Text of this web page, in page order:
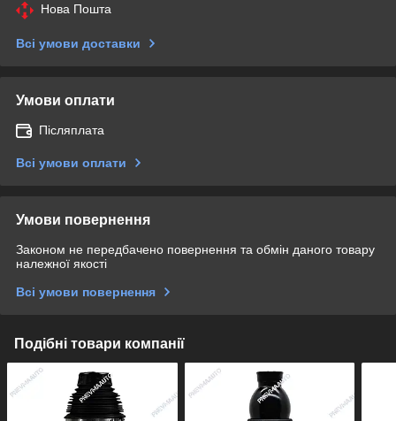
Нова Пошта
Всі умови доставки
Умови оплати
Післяплата
Всі умови оплати
Умови повернення
Законом не передбачено повернення та обмін даного товару
належної якості
Всі умови повернення
Подібні товари компанії